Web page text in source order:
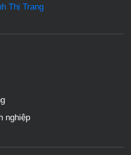
Thị Trang
nghiệp